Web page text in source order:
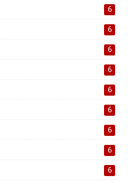
6
6
6
6
6
6
6
6
6